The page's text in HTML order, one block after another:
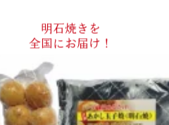
明石焼きを
全国にお届け！